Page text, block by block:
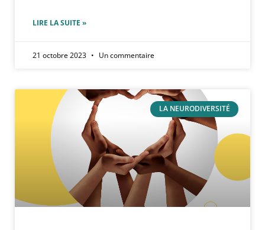
LIRE LA SUITE »
21 octobre 2023 Un commentaire
LA NEURODIVERSITÉ